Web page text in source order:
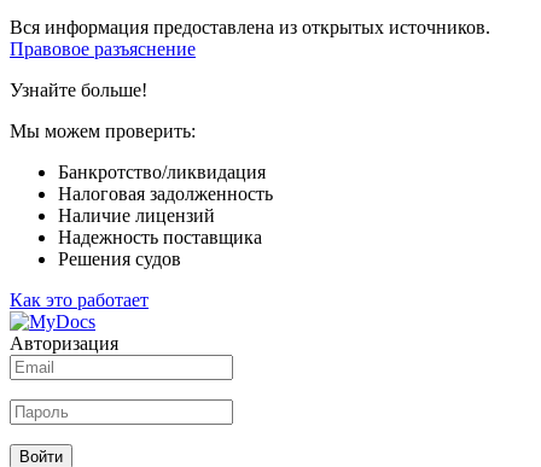
Вся информация предоставлена из открытых источников.
Правовое разъяснение
Узнайте больше!
Мы можем проверить:
Банкротство/ликвидация
Налоговая задолженность
Наличие лицензий
Надежность поставщика
Решения судов
Как это работает
Авторизация
Войти